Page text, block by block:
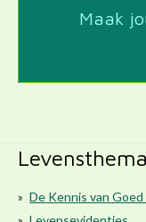
Maak
De Kennis van Goed